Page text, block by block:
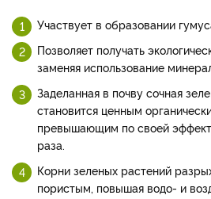
Участвует в образовании
Позволяет получать
заменяя использование
Заделанная в почву сочная
становится ценным
превышающим по своей
раза.
Корни зеленых растений
пористым, повышая водо- и